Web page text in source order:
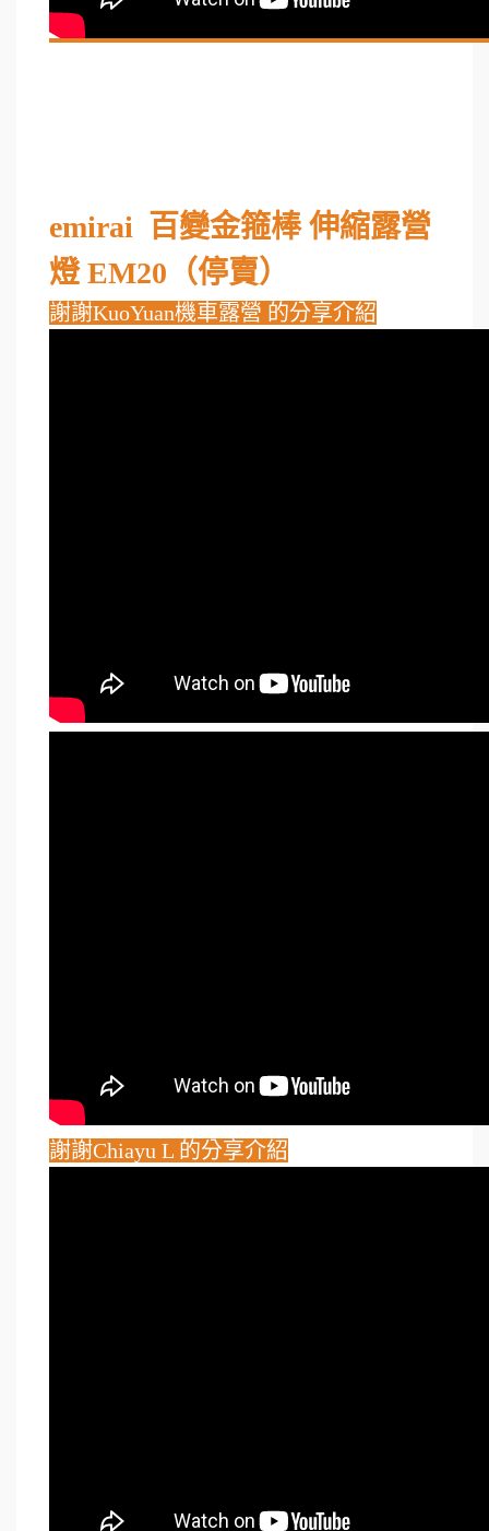
emirai 百變金箍棒 伸縮露營
燈 EM20（停賣）
謝謝KuoYuan機車露營 的分享介紹
謝謝Chiayu L 的分享介紹